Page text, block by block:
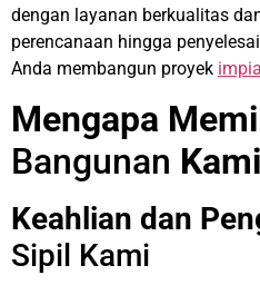
dengan layanan berkualitas
perencanaan hingga
Anda membangun proyek
Mengapa
Bangunan
Keahlian dan
Sipil Kami